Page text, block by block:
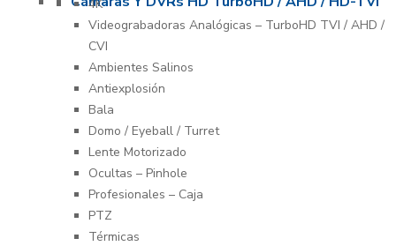
4K
Videograbadoras Analógicas – TurboHD TVI / AHD /
CVI
Ambientes Salinos
Antiexplosión
Bala
Domo / Eyeball / Turret
Lente Motorizado
Ocultas – Pinhole
Profesionales – Caja
PTZ
Térmicas